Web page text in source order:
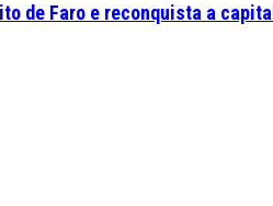
de Faro e reconquista a capital